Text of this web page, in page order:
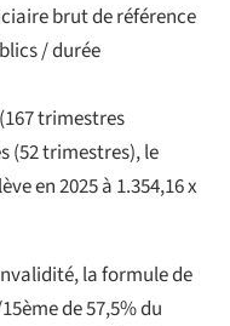
brut de référence
/ durée
trimestres
(52 trimestres), le
en 2025 à 1.354,16 x
la formule de
de 57,5% du